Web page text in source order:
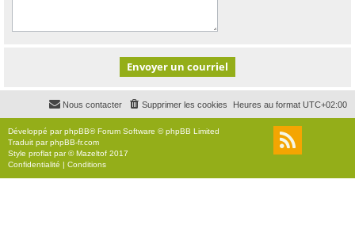
Heures au format UTC+02:00
Supprimer les cookies
Nous contacter
Développé parphpBB® Forum Software © phpBB Limited
Traduit parphpBB-fr.com
Style proflat par ©Mazeltof 2017
Confidentialité | Conditions